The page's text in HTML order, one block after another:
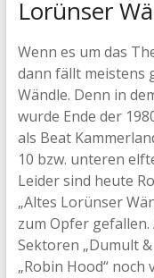
Lorünser
Wenn es um das
dann fällt meistens
Wändle. Denn in
wurde Ende der
als Beat
10 bzw. unteren
Leider sind heute
„Altes Lorünser
zum Opfer
Sektoren „Dumult &
„Robin Hood“ noch